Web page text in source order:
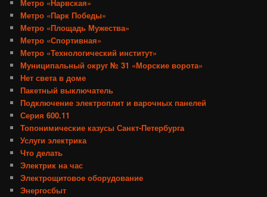
Метро «Нарвская»
Метро «Парк Победы»
Метро «Площадь Мужества»
Метро «Спортивная»
Метро «Технологический институт»
Муниципальный округ № 31 «Морские ворота»
Нет света в доме
Пакетный выключатель
Подключение электроплит и варочных панелей
Серия 600.11
Топонимические казусы Санкт-Петербурга
Услуги электрика
Что делать
Электрик на час
Электрощитовое оборудование
Энергосбыт